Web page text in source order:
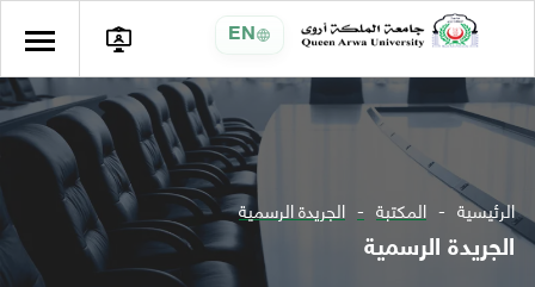
EN
الرئيسية المكتبة الجريدة الرسمية
الجريدة الرسمية